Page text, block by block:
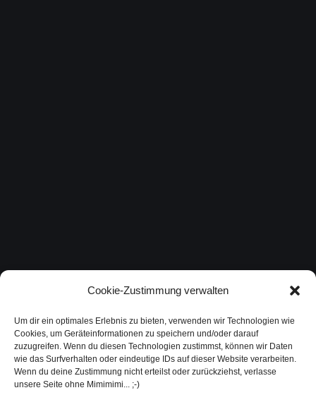
Cookie-Zustimmung verwalten
Um dir ein optimales Erlebnis zu bieten, verwenden wir Technologien wie
Cookies, um Geräteinformationen zu speichern und/oder darauf
zuzugreifen. Wenn du diesen Technologien zustimmst, können wir Daten
wie das Surfverhalten oder eindeutige IDs auf dieser Website verarbeiten.
Wenn du deine Zustimmung nicht erteilst oder zurückziehst, verlasse
unsere Seite ohne Mimimimi... ;-)